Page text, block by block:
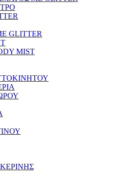
GLITTER
MIST